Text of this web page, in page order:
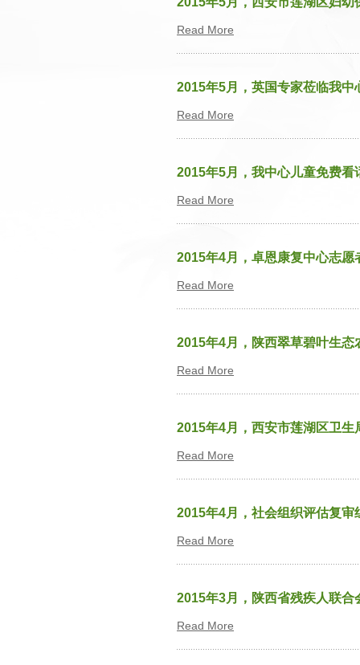
Read More
2015年5月，英国专家莅临我
Read More
2015年5月，我中心儿童免费看
Read More
2015年4月，卓恩康复中心志愿
Read More
2015年4月，陕西翠草碧叶生
Read More
2015年4月，西安市莲湖区卫
Read More
2015年4月，社会组织评估复审
Read More
2015年3月，陕西省残疾人联
Read More